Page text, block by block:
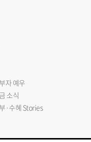
자 예우
소식
·수혜 Stories